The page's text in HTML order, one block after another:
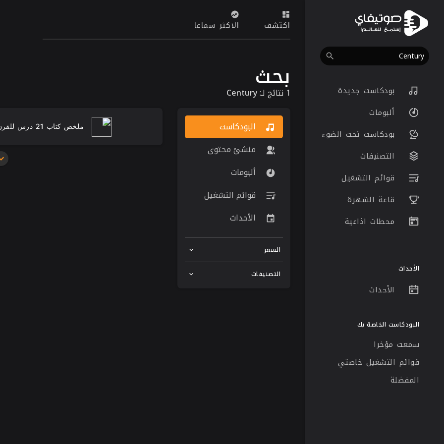
بودكاست جديدة
ألبومات
بودكاست تحت الضوء
التصنيفات
قوائم التشغيل
قاعة الشهرة
محطات اذاعية
الأحداث
الأحداث
البودكاست الخاصة بك
سمعت مؤخرا
قوائم التشغيل خاصتي
المفضلة
اكتشف الاكثر سماعا
بحث
البودكاست
منشئ محتوى
ألبومات
قوائم التشغيل
الأحداث
السعر
التصنيفات
1 نتائج لـ: Century